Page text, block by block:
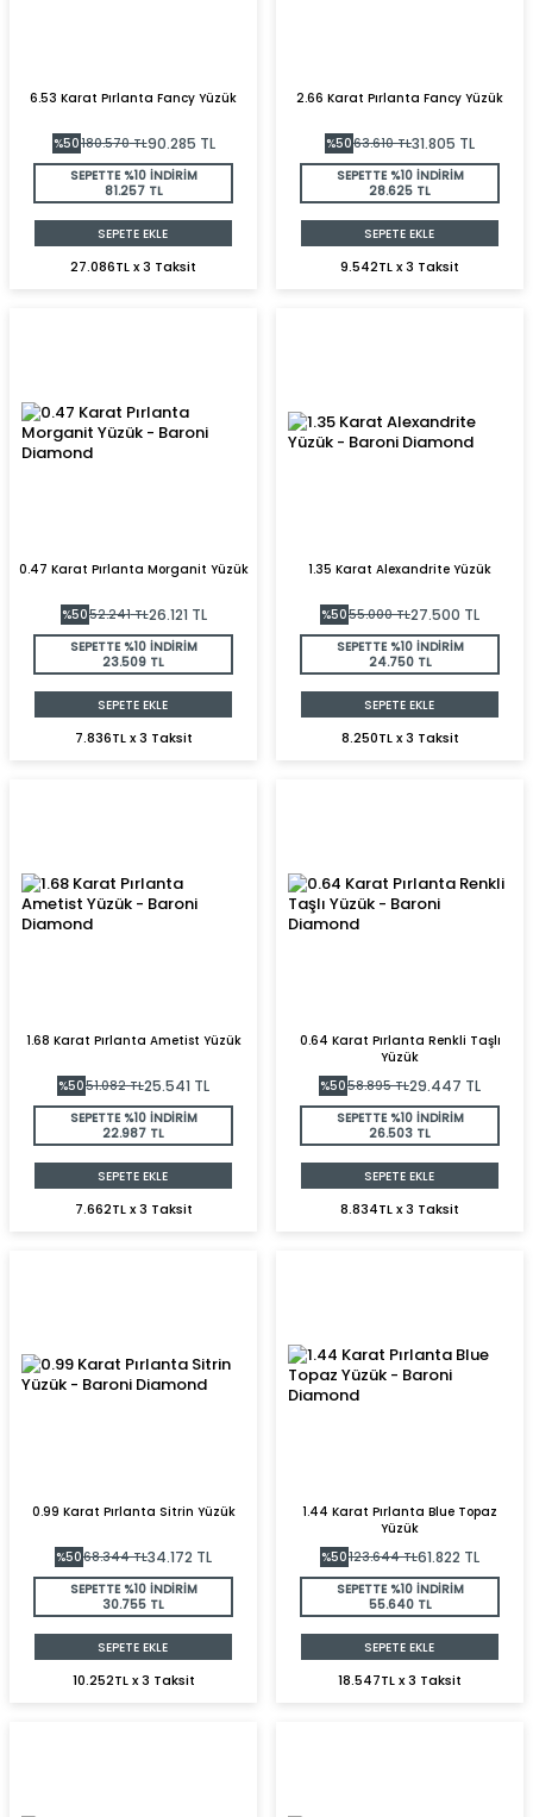
6.53 Karat Pırlanta Fancy Yüzük
%50180.570TL90.285 TL
SEPETTE %10 İNDİRİM
81.257 TL
SEPETE EKLE
27.086TL x 3 Taksit
2.66 Karat Pırlanta Fancy Yüzük
%5063.610TL31.805 TL
SEPETTE %10 İNDİRİM
28.625 TL
SEPETE EKLE
9.542TL x 3 Taksit
0.47 Karat Pırlanta Morganit Yüzük
%5052.241TL26.121 TL
SEPETTE %10 İNDİRİM
23.509 TL
SEPETE EKLE
7.836TL x 3 Taksit
1.35 Karat Alexandrite Yüzük
%5055.000TL27.500 TL
SEPETTE %10 İNDİRİM
24.750 TL
SEPETE EKLE
8.250TL x 3 Taksit
1.68 Karat Pırlanta Ametist Yüzük
%5051.082TL25.541 TL
SEPETTE %10 İNDİRİM
22.987 TL
SEPETE EKLE
7.662TL x 3 Taksit
0.64 Karat Pırlanta Renkli Taşlı
Yüzük
%5058.895TL29.447 TL
SEPETTE %10 İNDİRİM
26.503 TL
SEPETE EKLE
8.834TL x 3 Taksit
0.99 Karat Pırlanta Sitrin Yüzük
%5068.344TL34.172 TL
SEPETTE %10 İNDİRİM
30.755 TL
SEPETE EKLE
10.252TL x 3 Taksit
1.44 Karat Pırlanta Blue Topaz
Yüzük
%50123.644TL61.822 TL
SEPETTE %10 İNDİRİM
55.640 TL
SEPETE EKLE
18.547TL x 3 Taksit